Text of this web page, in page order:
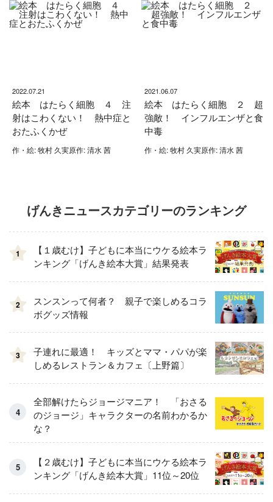
2022.07.21
絵本 はたらく細胞 ４ 注
射はこわくない！ 熱中症と
おたふくかぜ
作・絵: 牧村 久実原作: 清水 茜
2021.06.07
絵本 はたらく細胞 ２ 超
強敵！ インフルエンザと食
中毒
作・絵: 牧村 久実原作: 清水 茜
げんきニュースカテゴリーのランキング
1
【１歳むけ】子どもに本当にウケる絵本ラ
ンキング「げんき絵本大賞」結果発表
2
スンスンって何者？ 親子で楽しめるコラ
ボグッズ情報
3
子連れに最適！ キッズとママ・パパが楽
しめるレストラン＆カフェ〔上野篇〕
全部解けたらジョージマニア！ 「おさる
のジョージ」キャラクターの名前わかるか
な？
【２歳むけ】子どもに本当にウケる絵本ラ
ンキング「げんき絵本大賞」11位～20位